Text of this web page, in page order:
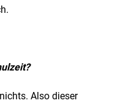
Also dieser